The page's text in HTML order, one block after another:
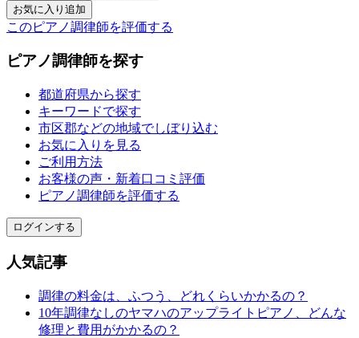
このピアノ調律師を評価する
ピアノ調律師を探す
都道府県から探す
キーワードで探す
市区郡などの地域でしぼり込む
お気に入りを見る
ご利用方法
お客様の声・新着口コミ評価
ピアノ調律師を評価する
ログインする
人気記事
調律の料金は、ふつう、どれくらいかかるの？
10年調律なしのヤマハのアップライトピアノ、どんな
修理と費用がかかるの？